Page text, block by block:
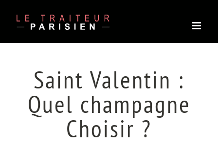
contenu
Saint Valentin :
Quel champagne
Choisir ?